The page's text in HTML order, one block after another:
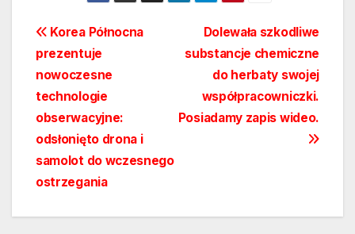
Nawigacja
wpisu
Dolewała szkodliwe
substancje chemiczne
do herbaty swojej
współpracowniczki.
Posiadamy zapis wideo.
Korea Północna
prezentuje
nowoczesne
technologie
obserwacyjne:
odsłonięto drona i
samolot do wczesnego
ostrzegania